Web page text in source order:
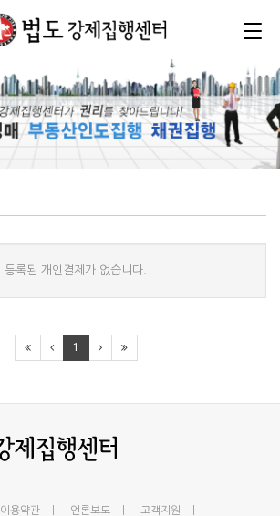
등록된 개인결제가 없습니다.
1
이용약관 ㅣ 언론보도 ㅣ
고객지원 ㅣ